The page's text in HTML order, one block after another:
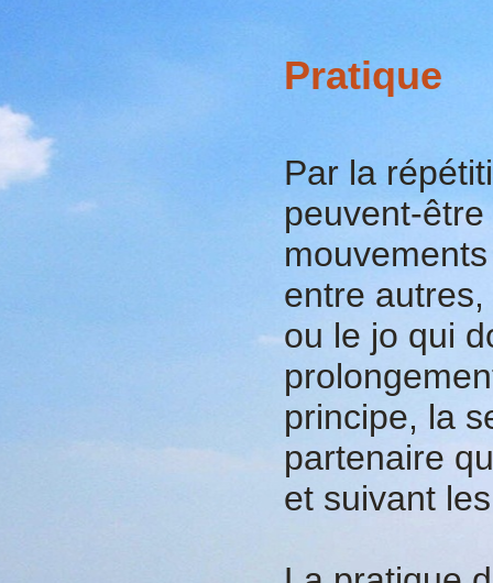
Pratique
Par la
peuvent-
entre
ou le jo qui
principe, la
partenaire
et suivant